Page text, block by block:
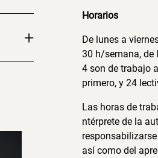
+
Horarios
De lunes a
30 h/semana, de
4 son de trabajo
primero, y 24
Las horas de
ntérprete de la
así como del